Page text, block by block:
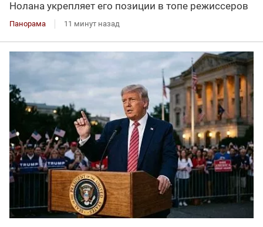
Нолана укрепляет его позиции в топе режиссеров
Панорама 11 минут назад